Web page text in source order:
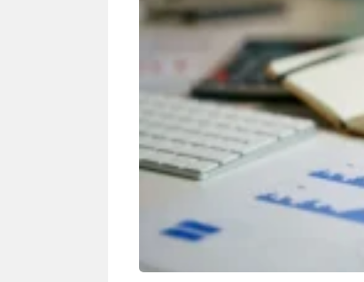
Nunung Srimulat & Vicky
Prasetyo Buka Restoran
Ayam Panggang! Cuma Rp
Mami Bikin Nagih!